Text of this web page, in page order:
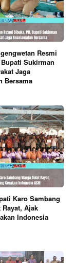
Resmi
Sukirman
Jaga
Bersama
Karo Sambang
Rayat, Ajak
Indonesia